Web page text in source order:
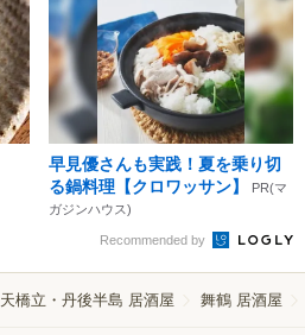
早見優さんも実践！夏を乗り切
る鍋料理【クロワッサン】
PR(マ
ガジンハウス)
Recommended by
天橋立・丹後半島 居酒屋 舞鶴 居酒屋